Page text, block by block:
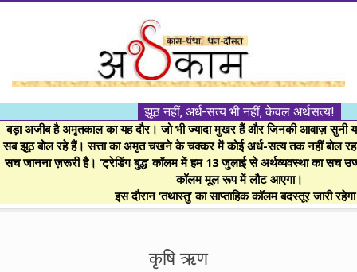
।।
अर्थकाम।।
BE
FINANCIALLY
झूठ नहीं, अर्ध-सत्य भी नहीं, केवल अर्थसत्य!
बड़ा अजीब है अमृतकाल का यह दौर। जो भी ज्यादा मुखर हैं और जिनकी आवाज़ सुनी
सब झूठ बोल रहे हैं। सत्ता का अमृत चखने के चक्कर में कोई अर्ध-सत्य तक नहीं बोल
सच जानना ज़रूरी है। ‘ट्रेडिंग बुद्ध’ कॉलम में हम 13 जुलाई से अर्थव्यवस्था का सच
कॉलम मूल रूप में लौट आएगा।
इस दौरान ‘तथास्तु’ का साप्ताहिक कॉलम बदस्तूर जारी
कृषि ऋण